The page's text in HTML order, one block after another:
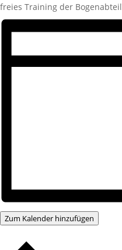
freies Training der
Zum Kalender hinzufügen